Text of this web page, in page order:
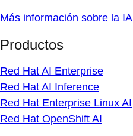
Más información sobre la IA
Productos
Red Hat AI Enterprise
Red Hat AI Inference
Red Hat Enterprise Linux AI
Red Hat OpenShift AI